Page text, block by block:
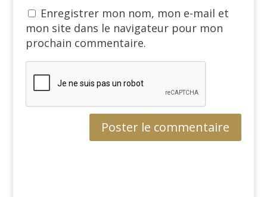
Enregistrer mon nom, mon e-mail et
mon site dans le navigateur pour mon
prochain commentaire.